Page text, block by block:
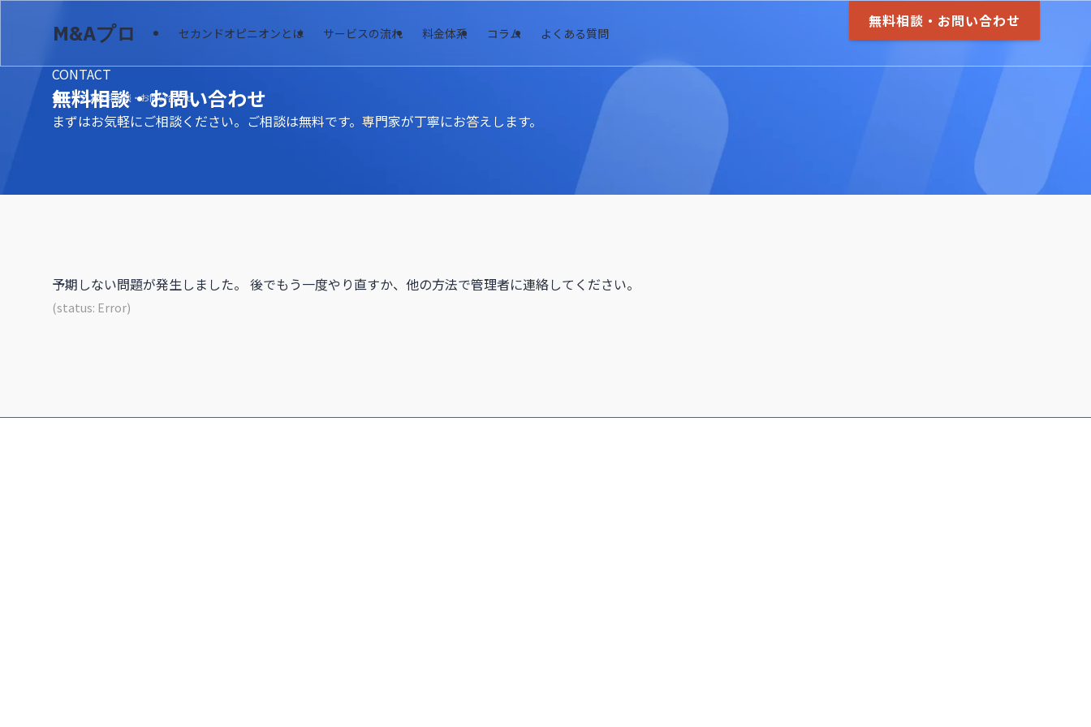
M&Aプロ セカンドオピニオンとは サービスの流れ 料金体系 コラム よくある質問
無料相談・お問い合わせ
CONTACT
無料相談・お問い合わせ
まずはお気軽にご相談ください。ご相談は無料です。専門家が丁寧にお答えします。
トップ 無料相談・お問い合わせ
予期しない問題が発生しました。 後でもう一度やり直すか、他の方法で管理者に連絡してください。
(status: Error)